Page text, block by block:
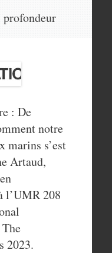
profondeur
: De
notre
marins s’est
Artaud,
l’UMR 208
2023.